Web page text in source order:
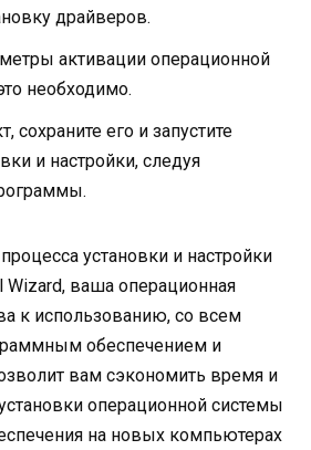
драйверов.
активации операционной
необходимо.
сохраните его и запустите
и настройки, следуя
установки и настройки
ваша операционная
к использованию, со всем
обеспечением и
вам сэкономить время и
операционной системы
на новых компьютерах